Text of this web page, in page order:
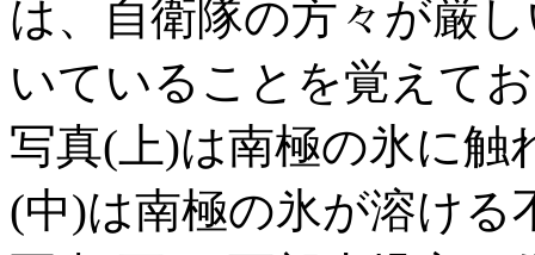
は、自衛隊の方々が厳
いていることを覚えて
写真(上)は南極の氷に触
(中)は南極の氷が溶ける